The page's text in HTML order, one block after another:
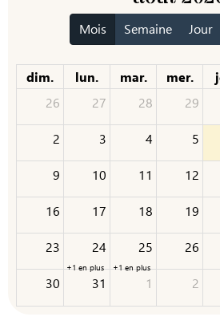
Mois Semaine Jour
dim. lun. mar. mer.
26
27 28 29
2 3 4 5
9 10 11 12
16 17 18 19
23 24
+1 en plus
25
+1 en plus
26
30 31 1 2